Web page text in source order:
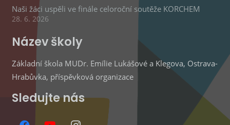
Naši žáci uspěli ve finále celoroční soutěže KORCHEM
28. 6. 2026
Název školy
Základní škola MUDr. Emílie Lukášové a Klegova, Ostrava-
Hrabůvka, příspěvková organizace
Sledujte nás